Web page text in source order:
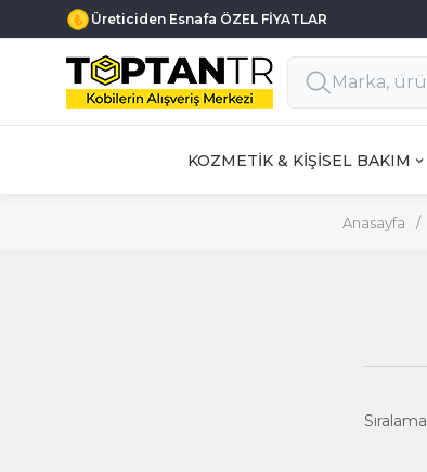
Üreticiden Esnafa ÖZEL FİYATLAR
KOZMETİK & KİŞİSEL BAKIM
Anasayfa /
Sıralama